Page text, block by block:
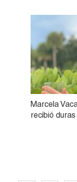
Marcela
recibió